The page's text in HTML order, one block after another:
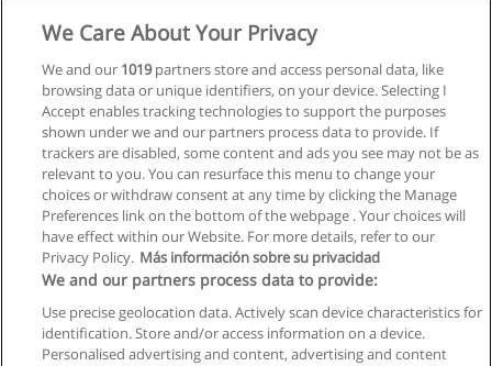
Allgemeinen geschäftsbedingungen
Datenschutzpolitik
In Verbindung setzen mit Educaedu
We Care About Your Privacy
We and our 1019partners store and access personal data, like
browsing data or unique identifiers, on your device. Selecting I
Accept enables tracking technologies to support the purposes
shown under we and our partners process data to provide. If
trackers are disabled, some content and ads you see may not be as
relevant to you. You can resurface this menu to change your
choices or withdraw consent at any time by clicking the Manage
Preferences link on the bottom of the webpage . Your choices will
have effect within our Website. For more details, refer to our
Privacy Policy. Más información sobre su privacidad
We and our partners process data to provide:
Use precise geolocation data. Actively scan device characteristics for
identification. Store and/or access information on a device.
Personalised advertising and content, advertising and content